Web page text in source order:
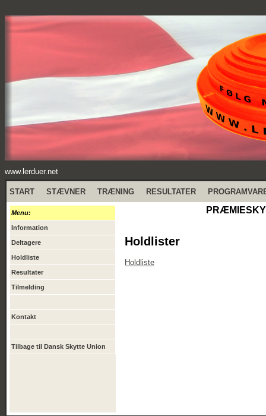
www.lerduer.net
START STÆVNER TRÆNING RESULTATER
Menu:
Information
Deltagere
Holdliste
Resultater
Tilmelding
Kontakt
Tilbage til Dansk Skytte Union
Holdlister
Holdliste